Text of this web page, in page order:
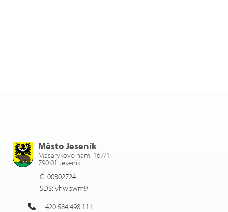
Město Jeseník
Masarykovo nám. 167/1
790 01 Jeseník
IČ: 00302724
ISDS: vhwbwm9
+420 584 498 111